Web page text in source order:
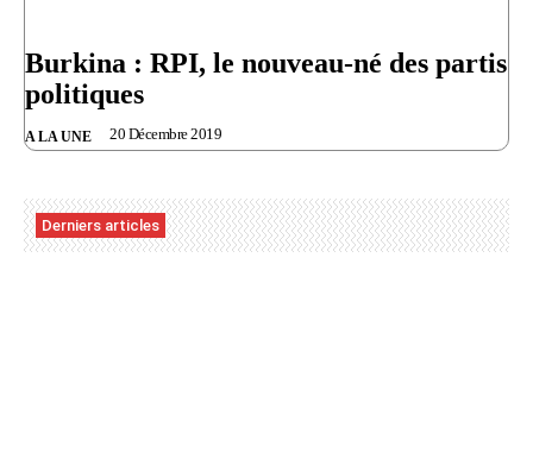
Burkina : RPI, le nouveau-né des partis
politiques
A LA UNE 20 Décembre 2019
Derniers articles